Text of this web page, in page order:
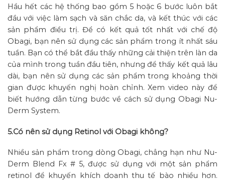
Hầu hết các hệ thống bao gồm 5 hoặc 6 bước luôn bắt
đầu với việc làm sạch và săn chắc da, và kết thúc với các
sản phẩm điều trị. Để có kết quả tốt nhất với chế độ
Obagi, bạn nên sử dụng các sản phẩm trong ít nhất sáu
tuần. Bạn có thể bắt đầu thấy những cải thiện trên làn da
của mình trong tuần đầu tiên, nhưng để thấy kết quả lâu
dài, bạn nên sử dụng các sản phẩm trong khoảng thời
gian được khuyến nghị hoàn chỉnh. Xem video này để
biết hướng dẫn từng bước về cách sử dụng Obagi Nu-
Derm System.
5.Có nên sử dụng Retinol với Obagi không?
Nhiều sản phẩm trong dòng Obagi, chẳng hạn như Nu-
Derm Blend Fx # 5, được sử dụng với một sản phẩm
retinol để khuyến khích doanh thu tế bào nhiều hơn.